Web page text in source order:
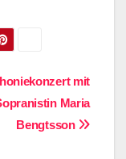
mit
Maria
Bengtsson